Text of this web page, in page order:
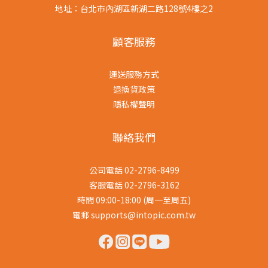
地址：台北市內湖區新湖二路128號4樓之2
顧客服務
運送服務方式
退換貨政策
隱私權聲明
聯絡我們
公司電話 02-2796-8499
客服電話 02-2796-3162
時間 09:00-18:00 (周一至周五)
電郵 supports@intopic.com.tw